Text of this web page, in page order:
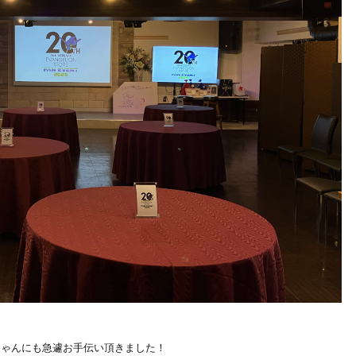
んにも急遽お手伝い頂きました！